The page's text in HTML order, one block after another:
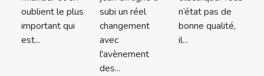
oublient le plus
important qui
est...
subi un réel
changement
avec
l'avènement
des...
n’état pas de
bonne qualité,
il...